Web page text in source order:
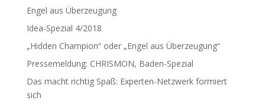
Engel aus Überzeugung
Idea-Spezial 4/2018
„Hidden Champion“ oder „Engel aus Überzeugung“
Pressemeldung: CHRISMON, Baden-Spezial
Das macht richtig Spaß: Experten-Netzwerk formiert
sich